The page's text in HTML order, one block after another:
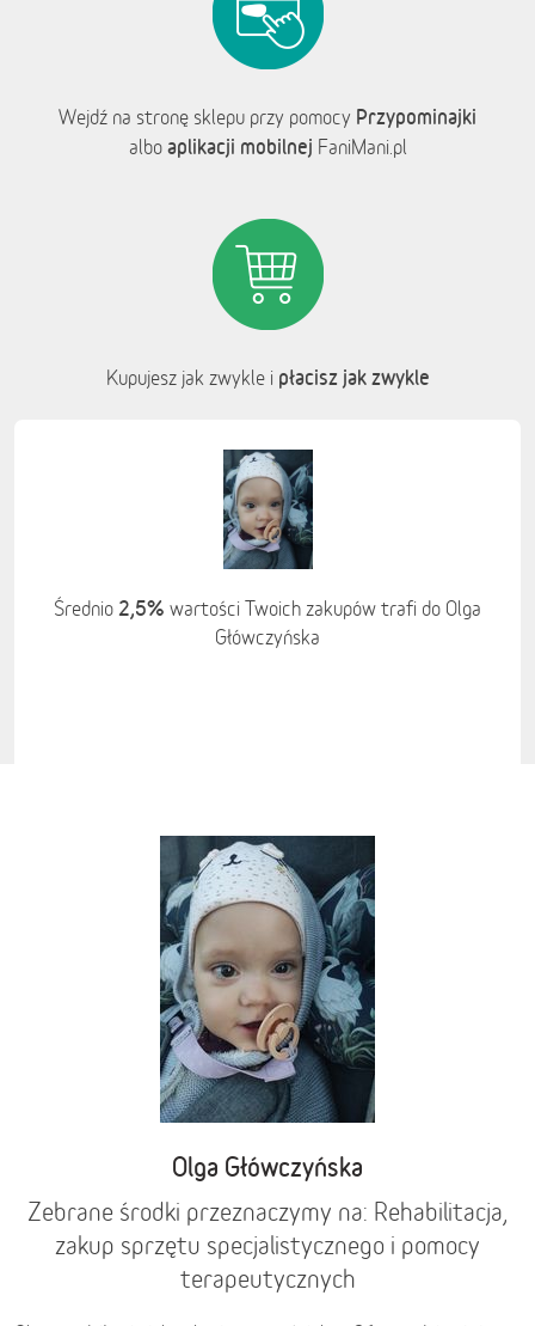
Wejdź na stronę sklepu przy pomocy Przypominajki
albo aplikacji mobilnej FaniMani.pl
Kupujesz jak zwykle i płacisz jak zwykle
Średnio 2,5% wartości Twoich zakupów trafi do Olga
Główczyńska
Olga Główczyńska
Zebrane środki przeznaczymy na: Rehabilitacja,
zakup sprzętu specjalistycznego i pomocy
terapeutycznych